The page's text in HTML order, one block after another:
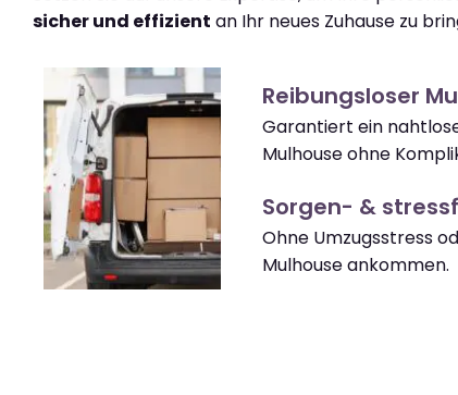
sicher und effizient an Ihr neues Zuhause zu
Reibungsloser
Garantiert ein
Mulhouse ohne
Sorgen- &
Ohne Umzugsstress
Mulhouse ankommen.